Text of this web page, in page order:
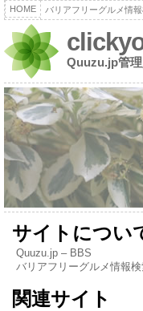
HOME バリアフリーグルメ情
Quuzu.jp管
サイトについ
Quuzu.jp – BBS
バリアフリーグルメ情報
関連サイト